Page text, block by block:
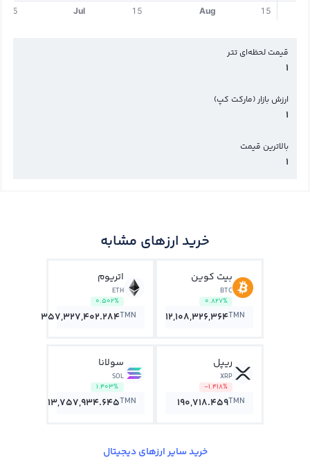
قیمت لحظه‌ای تتر
1
ارزش بازار (مارکت کپ)
1
بالاترین قیمت
1
خرید ارزهای مشابه
بیت کوین
BTC
0.827%
12,108,326,364TMN
اتریوم
ETH
0.502%
357,327,402.284TMN
ریپل
XRP
-1.418%
190,718.459TMN
سولانا
SOL
1.403%
13,757,934.645TMN
خرید سایر ارزهای دیجیتال